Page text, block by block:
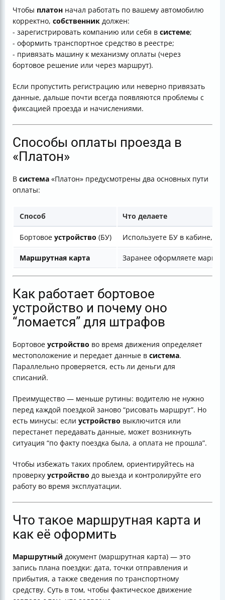
Чтобы платон начал работать по вашему автомобилю
корректно, собственник должен:
- зарегистрировать компанию или себя в системе;
- оформить транспортное средство в реестре;
- привязать машину к механизму оплаты (через
бортовое решение или через маршрут).
Если пропустить регистрацию или неверно привязать
данные, дальше почти всегда появляются проблемы с
фиксацией проезда и начислениями.
Способы оплаты проезда в
«Платон»
В система «Платон» предусмотрены два основных пути
оплаты:
Способ Что делаете
Бортовое устройство (БУ) Используете БУ в кабине, а
Маршрутная карта Заранее оформляете
Как работает бортовое
устройство и почему оно
“ломается” для штрафов
Бортовое устройство во время движения определяет
местоположение и передает данные в система.
Параллельно проверяется, есть ли деньги для
списаний.
Преимущество — меньше рутины: водителю не нужно
перед каждой поездкой заново “рисовать маршрут”. Но
есть минусы: если устройство выключится или
перестанет передавать данные, может возникнуть
ситуация “по факту поездка была, а оплата не прошла”.
Чтобы избежать таких проблем, ориентируйтесь на
проверку устройство до выезда и контролируйте его
работу во время эксплуатации.
Что такое маршрутная карта и
как её оформить
Маршрутный документ (маршрутная карта) — это
запись плана поездки: дата, точки отправления и
прибытия, а также сведения по транспортному
средству. Суть в том, чтобы фактическое движение